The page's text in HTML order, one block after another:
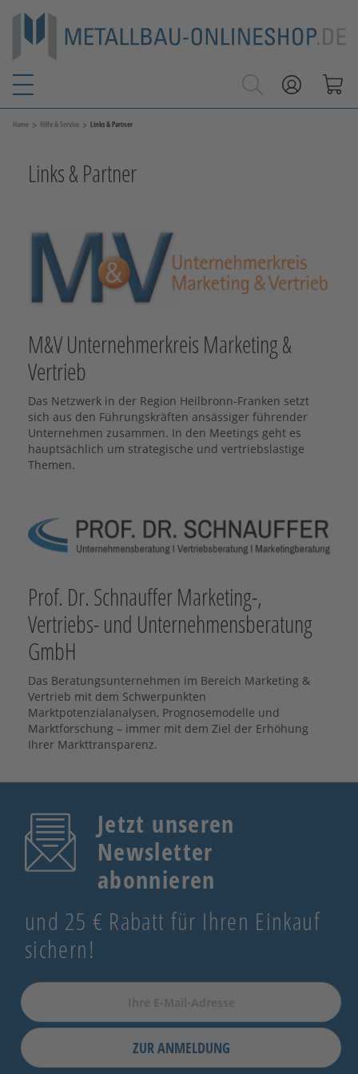
Home > Hilfe & Service > Links & Partner
Links & Partner
M&V Unternehmerkreis Marketing &
Vertrieb
Das Netzwerk in der Region Heilbronn-Franken setzt
sich aus den Führungskräften ansässiger führender
Unternehmen zusammen. In den Meetings geht es
hauptsächlich um strategische und vertriebslastige
Themen.
Prof. Dr. Schnauffer Marketing-,
Vertriebs- und Unternehmensberatung
GmbH
Das Beratungsunternehmen im Bereich Marketing &
Vertrieb mit dem Schwerpunkten
Marktpotenzialanalysen, Prognosemodelle und
Marktforschung – immer mit dem Ziel der Erhöhung
Ihrer Markttransparenz.
Jetzt unseren
Newsletter
abonnieren
und 25 € Rabatt für Ihren Einkauf
sichern!
ZUR ANMELDUNG